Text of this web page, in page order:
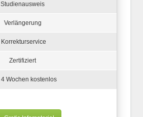
Studienausweis
Verlängerung
Korrekturservice
Zertifiziert
4 Wochen kostenlos